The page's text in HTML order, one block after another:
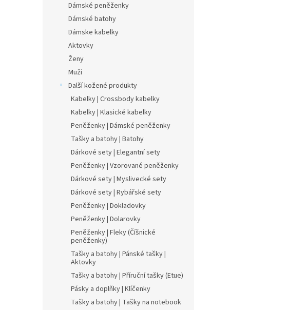
Dámské peněženky
Dámské batohy
Dámske kabelky
Aktovky
Ženy
Muži
Další kožené produkty
Kabelky | Crossbody kabelky
Kabelky | Klasické kabelky
Peněženky | Dámské peněženky
Tašky a batohy | Batohy
Dárkové sety | Elegantní sety
Peněženky | Vzorované peněženky
Dárkové sety | Myslivecké sety
Dárkové sety | Rybářské sety
Peněženky | Dokladovky
Peněženky | Dolarovky
Peněženky | Fleky (Číšnické
peněženky)
Tašky a batohy | Pánské tašky |
Aktovky
Tašky a batohy | Příruční tašky (Etue)
Pásky a doplňky | Klíčenky
Tašky a batohy | Tašky na notebook